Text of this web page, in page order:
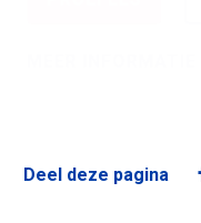
Deel deze pagina